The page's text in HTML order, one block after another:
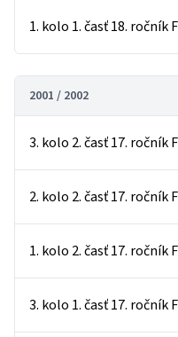
1. kolo 1. časť 18. ročník
2001 / 2002
3. kolo 2. časť 17. ročník
2. kolo 2. časť 17. ročník
1. kolo 2. časť 17. ročník
3. kolo 1. časť 17. ročník